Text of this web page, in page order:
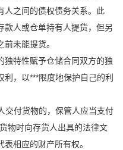
人之间的债权债务关系。此
款人或仓单持有人提货，但另
未能提货。
独特性赋予仓储合同双方的独
，以***限度地保护自己的利
交付货物的，保管人应当支付
物时向存货人出具的法律文
相应的财产所有权。